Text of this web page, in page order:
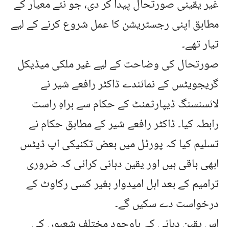
غیر یقینی صورتحال پیدا کر دی، جو نئے معیار کے
مطابق اپنی رجسٹریشن کا عمل شروع کرنے کے لیے
تیار تھے۔
صورتحال کی وضاحت کے لیے غیر ملکی میڈیکل
گریجویٹس کے نمائندے ڈاکٹر رافعے شیر نے
لائسنسنگ ڈیپارٹمنٹ کے حکام سے براہِ راست
رابطہ کیا۔ ڈاکٹر رافعے شیر کے مطابق حکام نے
تسلیم کیا کہ پورٹل میں بعض تکنیکی اپ ڈیٹس
ابھی باقی ہیں اور یقین دہانی کرائی کہ ضروری
ترامیم کے بعد اہل امیدوار بغیر کسی رکاوٹ کے
درخواست دے سکیں گے۔